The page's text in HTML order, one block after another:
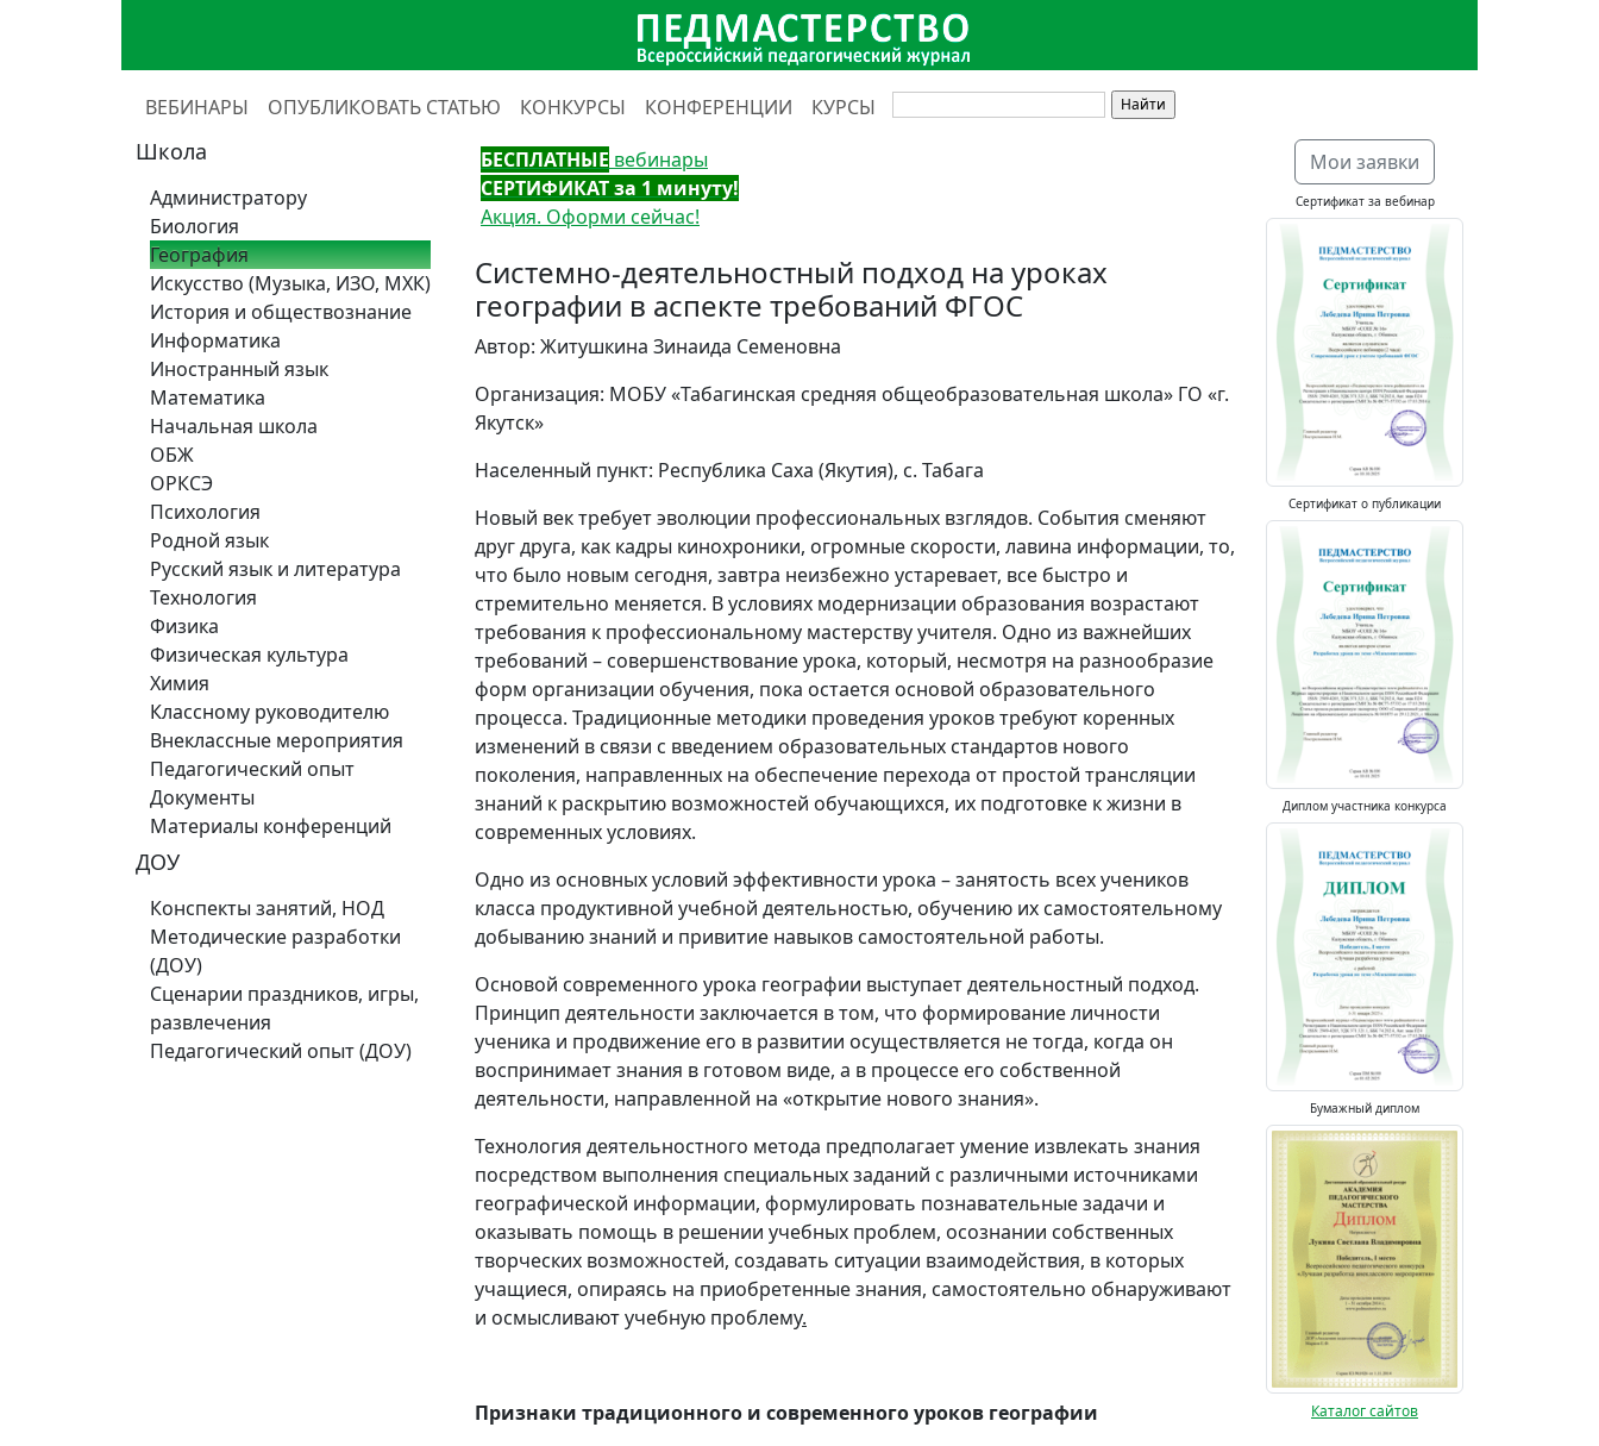
ВЕБИНАРЫ ОПУБЛИКОВАТЬ СТАТЬЮ КОНКУРСЫ КОНФЕРЕНЦИИ КУРСЫ
Школа
Администратору
Биология
География
Искусство (Музыка, ИЗО, МХК)
История и обществознание
Информатика
Иностранный язык
Математика
Начальная школа
ОБЖ
ОРКСЭ
Психология
Родной язык
Русский язык и литература
Технология
Физика
Физическая культура
Химия
Классному руководителю
Внеклассные мероприятия
Педагогический опыт
Документы
Материалы конференций
ДОУ
Конспекты занятий, НОД
Методические разработки
(ДОУ)
Сценарии праздников, игры,
развлечения
Педагогический опыт (ДОУ)
БЕСПЛАТНЫЕ вебинары
СЕРТИФИКАТ за 1 минуту!
Акция. Оформи сейчас!
Системно-деятельностный подход на уроках
географии в аспекте требований ФГОС
Автор: Житушкина Зинаида Семеновна
Организация: МОБУ «Табагинская средняя общеобразовательная школа» ГО «г.
Якутск»
Населенный пункт: Республика Саха (Якутия), с. Табага
Новый век требует эволюции профессиональных взглядов. События сменяют
друг друга, как кадры кинохроники, огромные скорости, лавина информации, то,
что было новым сегодня, завтра неизбежно устаревает, все быстро и
стремительно меняется. В условиях модернизации образования возрастают
требования к профессиональному мастерству учителя. Одно из важнейших
требований – совершенствование урока, который, несмотря на разнообразие
форм организации обучения, пока остается основой образовательного
процесса. Традиционные методики проведения уроков требуют коренных
изменений в связи с введением образовательных стандартов нового
поколения, направленных на обеспечение перехода от простой трансляции
знаний к раскрытию возможностей обучающихся, их подготовке к жизни в
современных условиях.
Одно из основных условий эффективности урока – занятость всех учеников
класса продуктивной учебной деятельностью, обучению их самостоятельному
добыванию знаний и привитие навыков самостоятельной работы.
Основой современного урока географии выступает деятельностный подход.
Принцип деятельности заключается в том, что формирование личности
ученика и продвижение его в развитии осуществляется не тогда, когда он
воспринимает знания в готовом виде, а в процессе его собственной
деятельности, направ­ленной на «открытие нового знания».
Технология деятельностного метода предполагает умение извлекать знания
посредством выполнения специальных заданий с различными источниками
географической информации, формулировать познавательные задачи и
оказывать помощь в решении учебных проблем, осознании собственных
творческих возможностей, создавать ситуации взаимодействия, в которых
учащиеся, опираясь на приобретенные знания, самостоятельно обнаруживают
и осмысливают учебную проблему.
Признаки традиционного и современного уроков географии
Мои заявки
Сертификат за вебинар
Сертификат о публикации
Диплом участника конкурса
Бумажный диплом
Каталог сайтов